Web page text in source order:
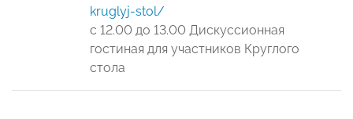
kruglyj-stol/
с 12.00 до 13.00 Дискуссионная
гостиная для участников Круглого
стола